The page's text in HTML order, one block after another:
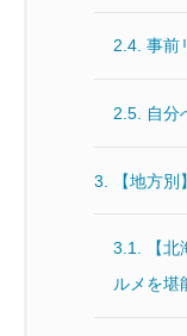
2.4.事前
2.5. 自分
3. 【地方
3.1.
【
ルメを堪